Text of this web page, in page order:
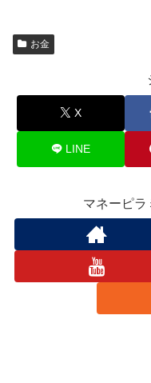
お金
X
LINE
マネーピラ